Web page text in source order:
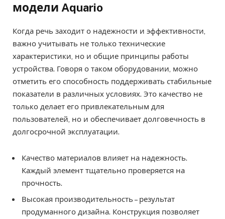
модели Aquario
Когда речь заходит о надежности и эффективности,
важно учитывать не только технические
характеристики, но и общие принципы работы
устройства. Говоря о таком оборудовании, можно
отметить его способность поддерживать стабильные
показатели в различных условиях. Это качество не
только делает его привлекательным для
пользователей, но и обеспечивает долговечность в
долгосрочной эксплуатации.
Качество материалов влияет на надежность.
Каждый элемент тщательно проверяется на
прочность.
Высокая производительность – результат
продуманного дизайна. Конструкция позволяет